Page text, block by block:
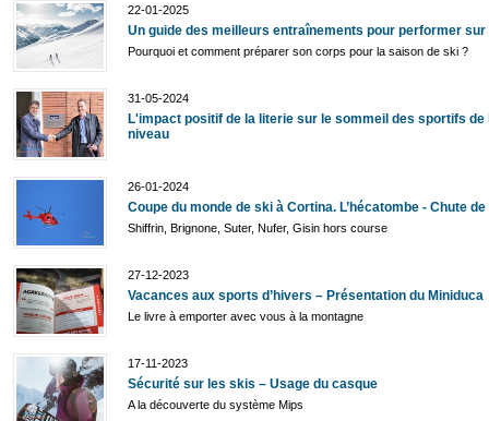
22-01-2025
Un guide des meilleurs entraînements pour performer
Pourquoi et comment préparer son corps pour la saison de ski ?
31-05-2024
L'impact positif de la literie sur le sommeil des sportifs de
niveau
26-01-2024
Coupe du monde de ski à Cortina. L’hécatombe - Chute
Shiffrin, Brignone, Suter, Nufer, Gisin hors course
27-12-2023
Vacances aux sports d’hivers – Présentation du Miniduca
Le livre à emporter avec vous à la montagne
17-11-2023
Sécurité sur les skis – Usage du casque
A la découverte du système Mips